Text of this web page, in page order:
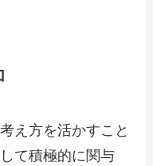
え方を活かすこと
て積極的に関与